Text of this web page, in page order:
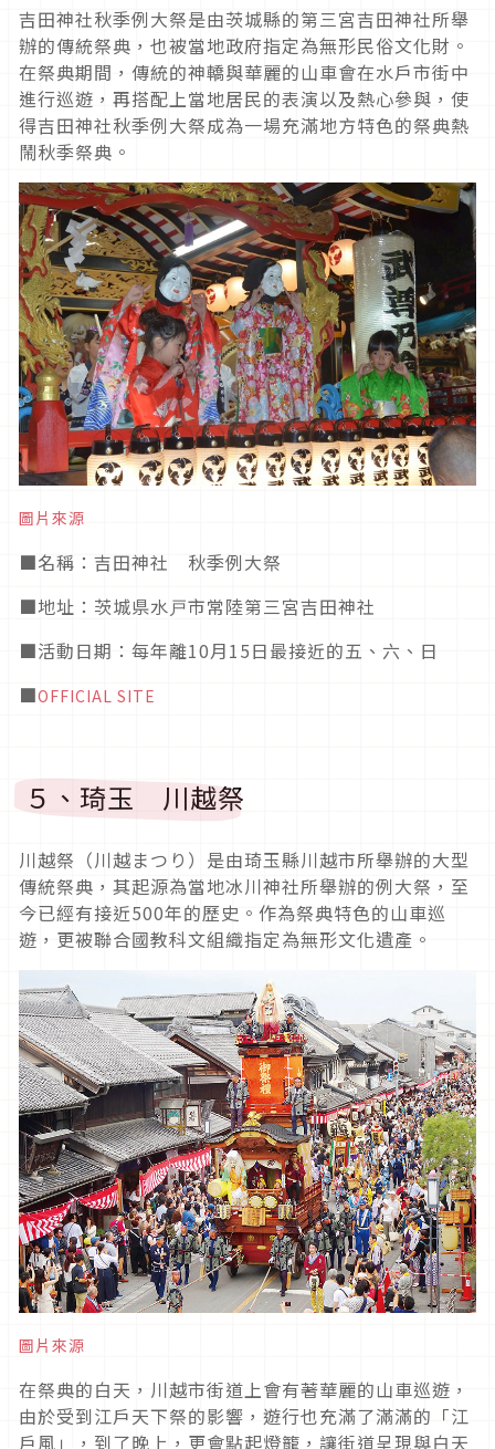
吉田神社秋季例大祭是由茨城縣的第三宮吉田神社所舉
辦的傳統祭典，也被當地政府指定為無形民俗文化財。
在祭典期間，傳統的神轎與華麗的山車會在水戶市街中
進行巡遊，再搭配上當地居民的表演以及熱心參與，使
得吉田神社秋季例大祭成為一場充滿地方特色的祭典熱
鬧秋季祭典。
圖片來源
■名稱：吉田神社 秋季例大祭
■地址：茨城県水戸市常陸第三宮吉田神社
■活動日期 ：每年離10月15日最接近的五、六、日
■OFFICIAL SITE
５、琦玉 川越祭
川越祭（川越まつり）是由琦玉縣川越市所舉辦的大型
傳統祭典，其起源為當地冰川神社所舉辦的例大祭， 至
今已經有接近500年的歷史。作為祭典特色的山車巡
遊，更被聯合國教科文組織指定為無形文化遺產。
圖片來源
在祭典的白天，川越市街道上會有著華麗的山車巡遊，
由於受到江戶天下祭的影響，遊行也充滿了滿滿的「江
戶風」，到了晚上，更會點起燈籠，讓街道呈現與白天